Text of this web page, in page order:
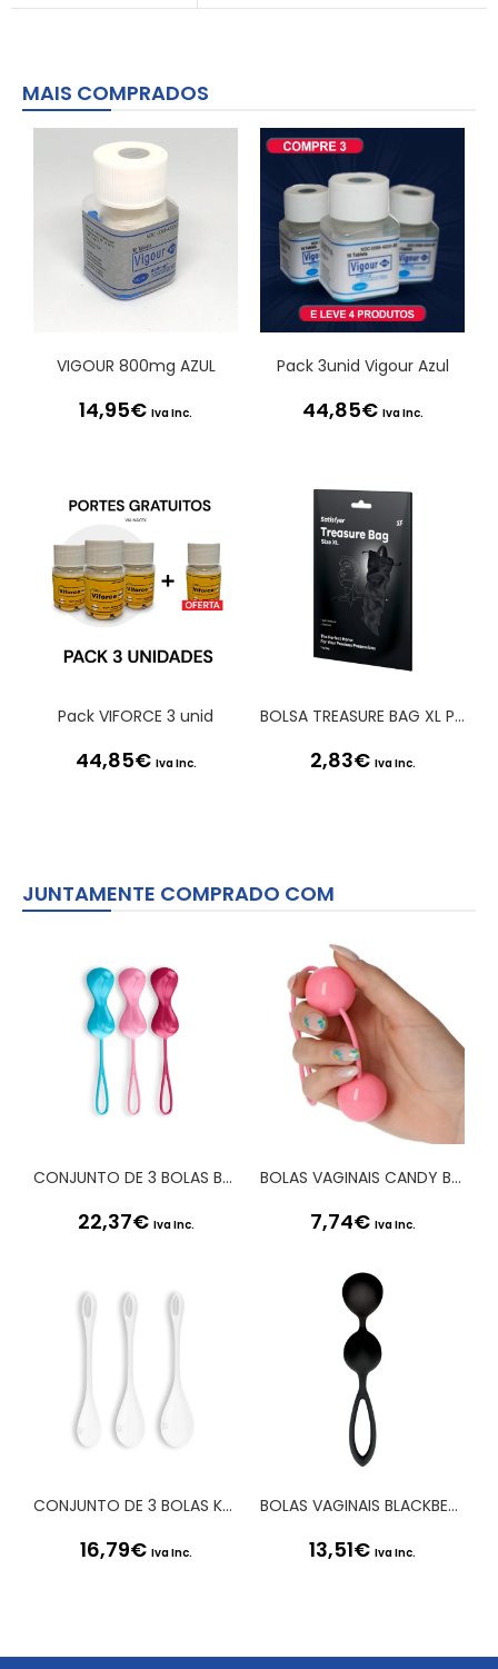
MAIS COMPRADOS
VIGOUR 800mg AZUL
14,95€ Iva Inc.
Pack 3unid Vigour Azul
44,85€ Iva Inc.
Pack VIFORCE 3 unid
44,85€ Iva Inc.
BOLSA TREASURE BAG XL PRETA SATISFYER
2,83€ Iva Inc.
JUNTAMENTE COMPRADO COM
CONJUNTO DE 3 BOLAS BEN-WA POWER BALLS SATISFYER COLORIDAS
22,37€ Iva Inc.
BOLAS VAGINAIS CANDY BALLS ROSA
7,74€ Iva Inc.
CONJUNTO DE 3 BOLAS KEGEL YONI POWER 1 SATISFYER BRANCAS
16,79€ Iva Inc.
BOLAS VAGINAIS BLACKBERRIES PUSSY PRETAS
13,51€ Iva Inc.